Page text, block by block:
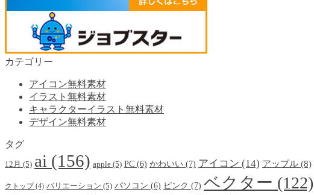
カテゴリー
アイコン無料素材
イラスト無料素材
キャラクターイラスト無料素材
デザイン無料素材
タグ
12月 (5) ai (156) apple (5) PC (6) かわいい (7) アイコン (14) アップル (8)
クトップ(4) バリエーション (5) パソコン (6) ピンク (7) ベクター (122)